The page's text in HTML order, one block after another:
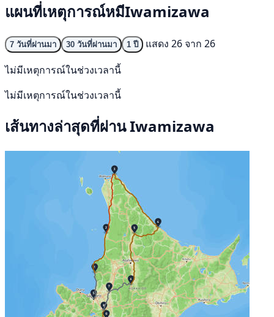
แผนที่เหตุการณ์หมีIwamizawa
7 วันที่ผ่านมา 30 วันที่ผ่านมา 1 ปี
แสดง 26 จาก 26
ไม่มีเหตุการณ์ในช่วงเวลานี้
ไม่มีเหตุการณ์ในช่วงเวลานี้
เส้นทางล่าสุดที่ผ่าน Iwamizawa